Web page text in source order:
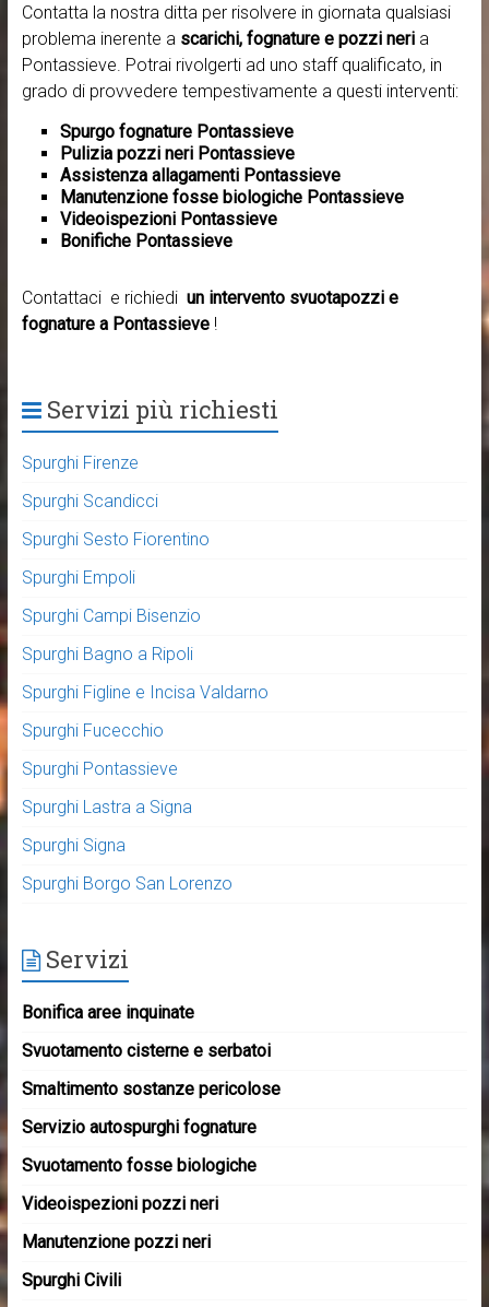
Contatta la nostra ditta per risolvere in giornata qualsiasi
problema inerente a scarichi, fognature e pozzi neria
Pontassieve. Potrai rivolgerti ad uno staff qualificato, in
grado di provvedere tempestivamente a questi interventi:
Spurgo fognature Pontassieve
Pulizia pozzi neri Pontassieve
Assistenza allagamenti Pontassieve
Manutenzione fosse biologiche Pontassieve
Videoispezioni Pontassieve
Bonifiche Pontassieve
Contattaci e richiedi un intervento svuotapozzi e
fognature a Pontassieve !
Servizi più richiesti
Spurghi Firenze
Spurghi Scandicci
Spurghi Sesto Fiorentino
Spurghi Empoli
Spurghi Campi Bisenzio
Spurghi Bagno a Ripoli
Spurghi Figline e Incisa Valdarno
Spurghi Fucecchio
Spurghi Pontassieve
Spurghi Lastra a Signa
Spurghi Signa
Spurghi Borgo San Lorenzo
Servizi
Bonifica aree inquinate
Svuotamento cisterne e serbatoi
Smaltimento sostanze pericolose
Servizio autospurghi fognature
Svuotamento fosse biologiche
Videoispezioni pozzi neri
Manutenzione pozzi neri
Spurghi Civili